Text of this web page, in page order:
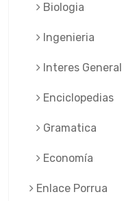
Biologia
Ingenieria
Interes General
Enciclopedias
Gramatica
Economía
Enlace Porrua